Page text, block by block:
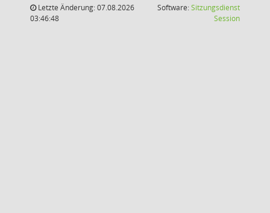
Letzte Änderung: 07.08.2026
03:46:48
Software:Sitzungsdienst
Session(Wird in